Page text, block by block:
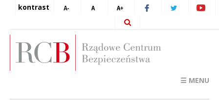
kontrast
☰ MENU